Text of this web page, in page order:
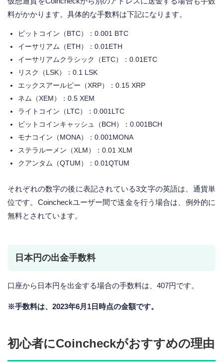
料がかかります。具体的な手数料は下記になります。
ビットコイン（BTC）：0.001 BTC
イーサリアム（ETH）：0.01ETH
イーサリアムクラシック（ETC）：0.01ETC
リスク（LSK）：0.1 LSK
エックスアールピー（XRP）：0.15 XRP
ネム（XEM）：0.5 XEM
ライトコイン（LTC）：0.001LTC
ビットコインキャッシュ（BCH）：0.001BCH
モナコイン（MONA）：0.001MONA
ステラルーメン（XLM）：0.01 XLM
クアンタム（QTUM）：0.01QTUM
それぞれの数字の後に表記されている3文字の英語は、通貨単
位です。Coincheckユーザー間で送金を行う場合は、例外的に
無料とされています。
日本円の出金手数料
口座から日本円を出金する場合の手数料は、407円です。
※手数料は、2023年6月1日時点の金額です。
初心者にCoincheckがおすすめの理由